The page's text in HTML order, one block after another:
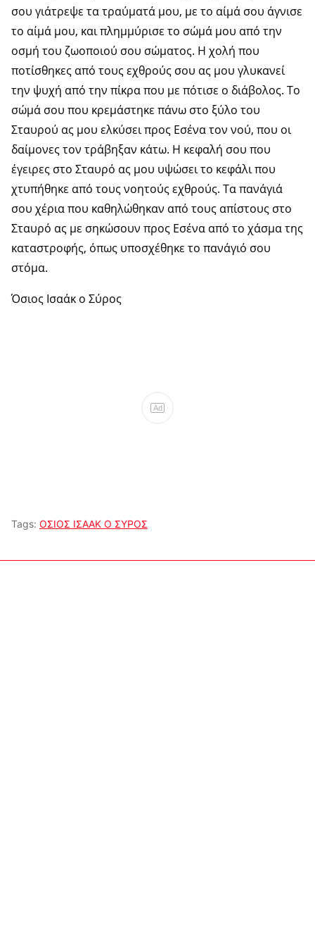
σου γιάτρεψε τα τραύματά μου, με το αίμά σου άγνισε
το αίμά μου, και πλημμύρισε το σώμά μου από την
οσμή του ζωοποιού σου σώματος. Η χολή που
ποτίσθηκες από τους εχθρούς σου ας μου γλυκανεί
την ψυχή από την πίκρα που με πότισε ο διάβολος. Το
σώμά σου που κρεμάστηκε πάνω στο ξύλο του
Σταυρού ας μου ελκύσει προς Εσένα τον νού, που οι
δαίμονες τον τράβηξαν κάτω. Η κεφαλή σου που
έγειρες στο Σταυρό ας μου υψώσει το κεφάλι που
χτυπήθηκε από τους νοητούς εχθρούς. Τα πανάγιά
σου χέρια που καθηλώθηκαν από τους απίστους στο
Σταυρό ας με σηκώσουν προς Εσένα από το χάσμα της
καταστροφής, όπως υποσχέθηκε το πανάγιό σου
στόμα.
Όσιος Ισαάκ ο Σύρος
Ad
Tags: ΟΣΙΟΣ ΙΣΑΑΚ Ο ΣΥΡΟΣ